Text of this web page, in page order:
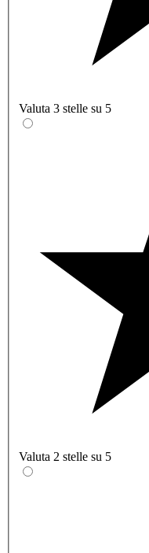
Valuta 3 stelle su 5
Valuta 2 stelle su 5